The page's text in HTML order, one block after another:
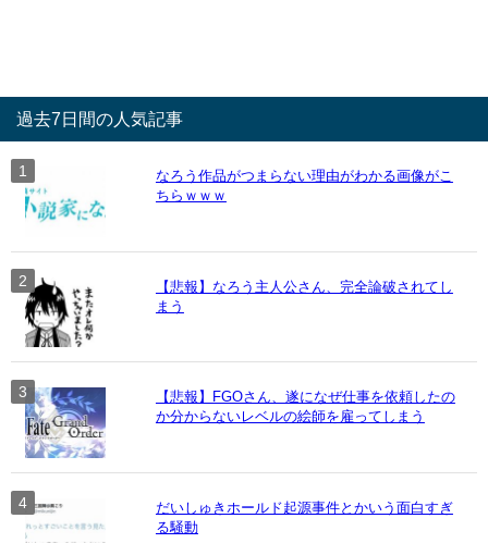
過去7日間の人気記事
なろう作品がつまらない理由がわかる画像がこ
ちらｗｗｗ
【悲報】なろう主人公さん、完全論破されてし
まう
【悲報】FGOさん、遂になぜ仕事を依頼したの
か分からないレベルの絵師を雇ってしまう
だいしゅきホールド起源事件とかいう面白すぎ
る騒動